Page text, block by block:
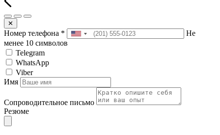
✕
Номер телефона *
Не
менее 10 символов
Telegram
WhatsApp
Viber
Имя
Сопроводительное письмо
Резюме